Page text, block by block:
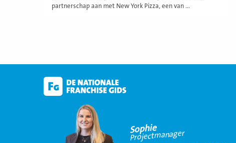
partnerschap aan met New York Pizza, een van ...
Sophie
Projectmanager